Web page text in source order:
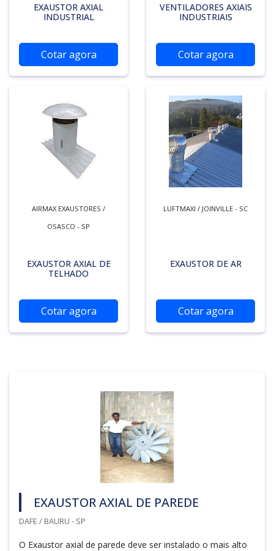
EXAUSTOR AXIAL
INDUSTRIAL
Cotar agora
VENTILADORES AXIAIS
INDUSTRIAIS
Cotar agora
AIRMAX EXAUSTORES /
OSASCO - SP
EXAUSTOR AXIAL DE
TELHADO
Cotar agora
LUFTMAXI / JOINVILLE - SC
EXAUSTOR DE AR
Cotar agora
EXAUSTOR AXIAL DE PAREDE
DAFE / BAURU - SP
O Exaustor axial de parede deve ser instalado o mais alto